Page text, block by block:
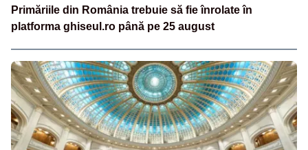
Primăriile din România trebuie să fie înrolate în
platforma ghiseul.ro până pe 25 august